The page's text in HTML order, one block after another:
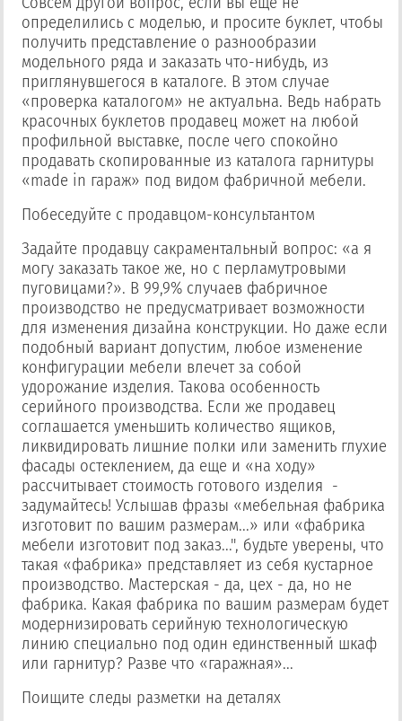
определились с моделью, и просите буклет, чтобы
получить представление о разнообразии
модельного ряда и заказать что-нибудь, из
приглянувшегося в каталоге. В этом случае
«проверка каталогом» не актуальна. Ведь набрать
красочных буклетов продавец может на любой
профильной выставке, после чего спокойно
продавать скопированные из каталога гарнитуры
«made in гараж» под видом фабричной мебели.
Побеседуйте с продавцом-консультантом
Задайте продавцу сакраментальный вопрос: «а я
могу заказать такое же, но с перламутровыми
пуговицами?». В 99,9% случаев фабричное
производство не предусматривает возможности
для изменения дизайна конструкции. Но даже если
подобный вариант допустим, любое изменение
конфигурации мебели влечет за собой
удорожание изделия. Такова особенность
серийного производства. Если же продавец
соглашается уменьшить количество ящиков,
ликвидировать лишние полки или заменить глухие
фасады остеклением, да еще и «на ходу»
рассчитывает стоимость готового изделия -
задумайтесь! Услышав фразы «мебельная фабрика
изготовит по вашим размерам...» или «фабрика
мебели изготовит под заказ...", будьте уверены, что
такая «фабрика» представляет из себя кустарное
производство. Мастерская - да, цех - да, но не
фабрика. Какая фабрика по вашим размерам будет
модернизировать серийную технологическую
линию специально под один единственный шкаф
или гарнитур? Разве что «гаражная»...
Поищите следы разметки на деталях